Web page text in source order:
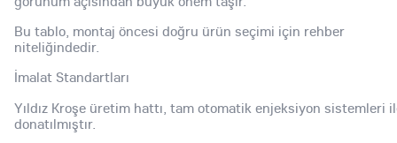
Bu tablo, montaj öncesi doğru ürün seçimi için rehber
niteliğindedir.
İmalat Standartları
Yıldız Kroşe üretim hattı, tam otomatik enjeksiyon sistemleri
donatılmıştır.